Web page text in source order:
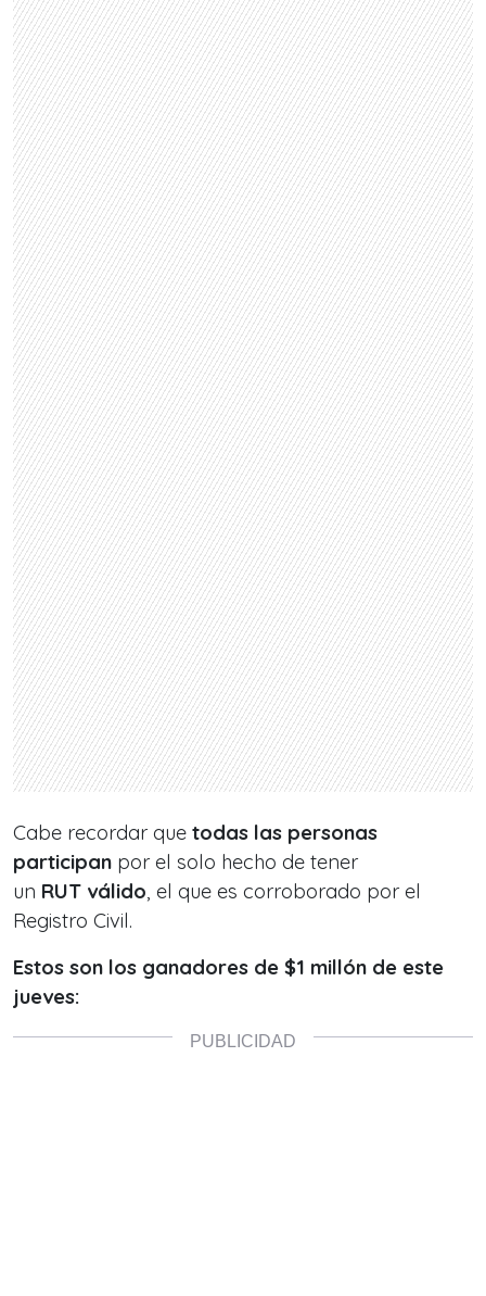
Cabe recordar que todas las personas
participan por el solo hecho de tener
un RUT válido, el que es corroborado por el
Registro Civil.
Estos son los ganadores de $1 millón de este
jueves: